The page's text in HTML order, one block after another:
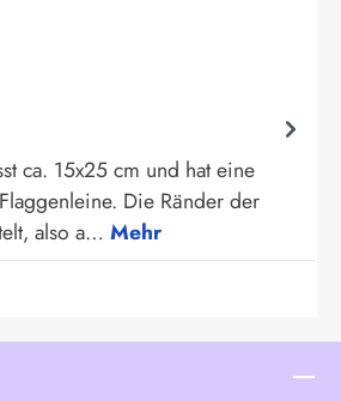
ca. 15x25 cm und hat eine
Die Ränder der
also a… Mehr